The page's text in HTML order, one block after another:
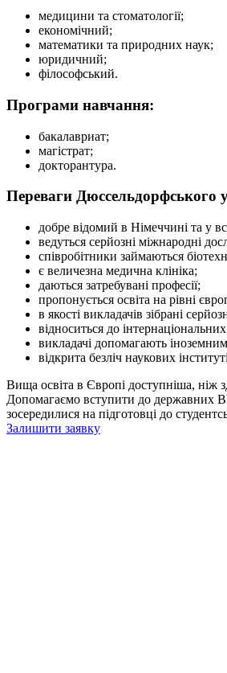
медицини та стоматології;
економічний;
математики та природних наук;
юридичний;
філософський.
Програми навчання:
бакалавриат;
магістрат;
докторантура.
Переваги Дюссельдорфського
добре відомий в Німеччині та у
ведуться серйозні міжнародні
співробітники займаються
є величезна медична клініка;
даються затребувані професії;
пропонується освіта на рівні
в якості викладачів зібрані
відноситься до
викладачі допомагають
відкрита безліч наукових
Вища освіта в Європі доступніша, ніж
Допомагаємо вступити до державних
зосередилися на підготовці до
Залишити заявку